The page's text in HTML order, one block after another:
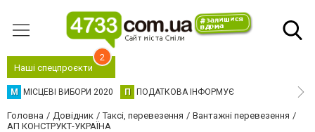
Наші спецпроєкти
2
М МІСЦЕВІ ВИБОРИ 2020 П ПОДАТКОВА ІНФОРМУЄ
Головна Довідник Таксі, перевезення
Вантажні перевезення
АП КОНСТРУКТ-УКРАЇНА